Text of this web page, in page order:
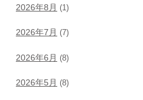
2026年8月 (1)
2026年7月 (7)
2026年6月 (8)
2026年5月 (8)